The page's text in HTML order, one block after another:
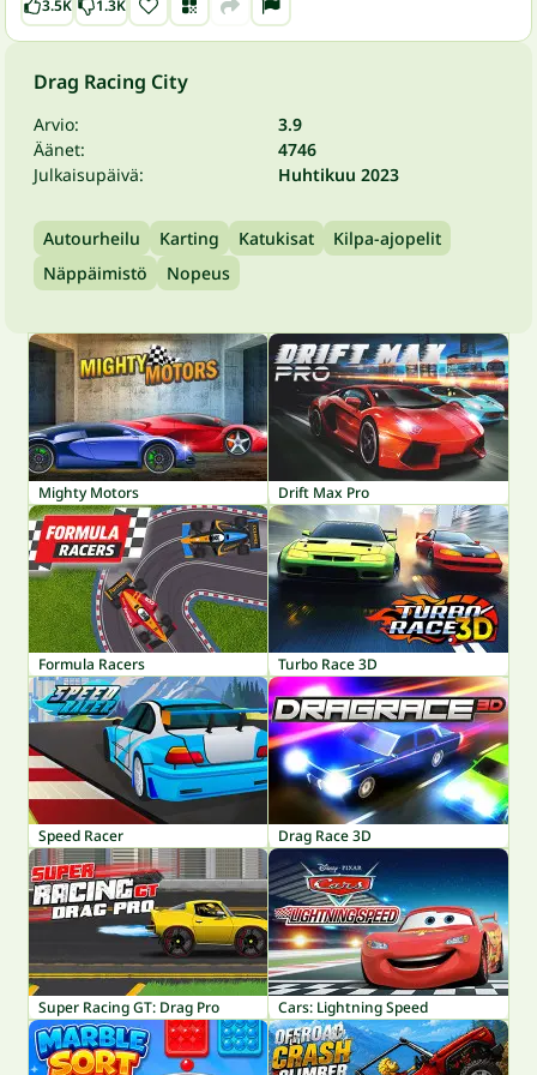
3.5K 1.3K
Drag Racing City
Arvio:
3.9
Äänet:
4746
Julkaisupäivä:
Huhtikuu 2023
Autourheilu Karting Katukisat
Kilpa-ajopelit
Näppäimistö
Nopeus
Mighty Motors Drift Max Pro
Formula Racers Turbo Race 3D
Speed Racer Drag Race 3D
Super Racing GT: Drag Pro Cars: Lightning Speed